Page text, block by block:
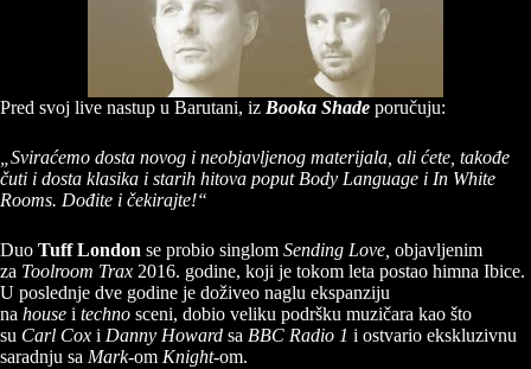
Pred svoj live nastup u Barutani, iz Booka Shade poručuju:
„Sviraćemo dosta novog i neobjavljenog materijala, ali ćete, takođe
čuti i dosta klasika i starih hitova poput Body Language i In White
Rooms. Dođite i čekirajte!“
Duo Tuff London se probio singlom Sending Love objavljenim
za Toolroom Trax 2016. godine, koji je tokom leta postao himna Ibice.
U poslednje dve godine je doživeo naglu ekspanziju
na house i techno sceni, dobio veliku podršku muzičara kao što
su Carl Cox i Danny Howard sa BBC Radio 1 i ostvario ekskluzivnu
saradnju sa Mark-om Knight-om.